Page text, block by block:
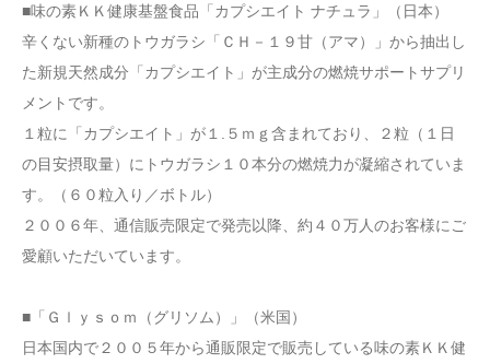
■味の素ＫＫ健康基盤食品「カプシエイト ナチュラ」（日本）
辛くない新種のトウガラシ「ＣＨ－１９甘（アマ）」から抽出し
た新規天然成分「カプシエイト」が主成分の燃焼サポートサプリ
メントです。
１粒に「カプシエイト」が１.５ｍｇ含まれており、２粒（１日
の目安摂取量）にトウガラシ１０本分の燃焼力が凝縮されていま
す。（６０粒入り／ボトル）
２００６年、通信販売限定で発売以降、約４０万人のお客様にご
愛顧いただいています。
■「Ｇｌｙｓｏｍ（グリソム）」（米国）
日本国内で２００５年から通販限定で販売している味の素ＫＫ健